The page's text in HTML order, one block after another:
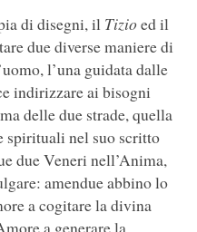
di disegni, il Tizioed il
due diverse maniere di
l’una guidata dalle
indirizzare ai bisogni
delle due strade, quella
spirituali nel suo scritto
due Veneri nell’Anima,
amendue abbino lo
a cogitare la divina